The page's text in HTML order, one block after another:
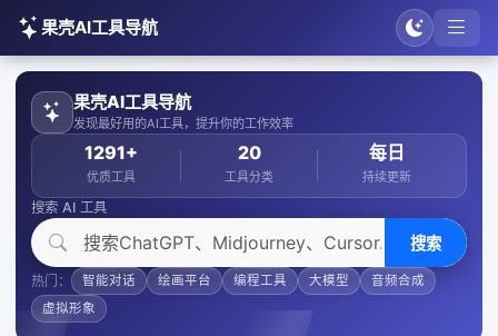
果壳AI工具导航
果壳AI工具导航
发现最好用的AI工具，提升你的工作效率
1291+
优质工具
20
工具分类
每日
持续更新
搜索 AI 工具
搜索
热门： 智能对话 绘画平台 编程工具 大模型
音频合成
虚拟形象